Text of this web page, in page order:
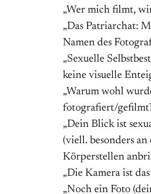
„Wer mich filmt,
„Das Patriarchat:
Namen des
„Sexuelle
keine visuelle
„Warum wohl
fotografiert/
„Dein Blick ist
(viell. besonders
Körperstellen
„Die Kamera ist
„Noch ein Foto